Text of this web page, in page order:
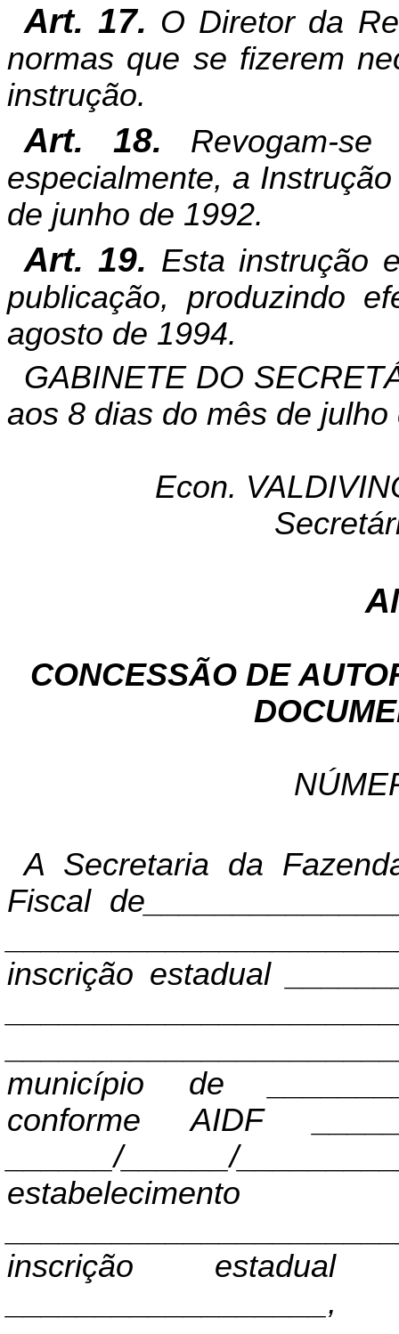
Art. 17. O Diretor da
normas que se fizerem
instrução.
Art. 18. Revogam-
especialmente, a
de junho de 1992.
Art. 19. Esta instrução
publicação, produzindo
agosto de 1994.
GABINETE DO
aos 8 dias do mês de julho
Econ.
CONCESSÃO DE
A Secretaria da
Fiscal
inscrição estadual
município de
conforme AIDF
______/______/
estabelecimento
inscrição estadual